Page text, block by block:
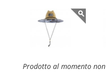
Prodotto al momento non